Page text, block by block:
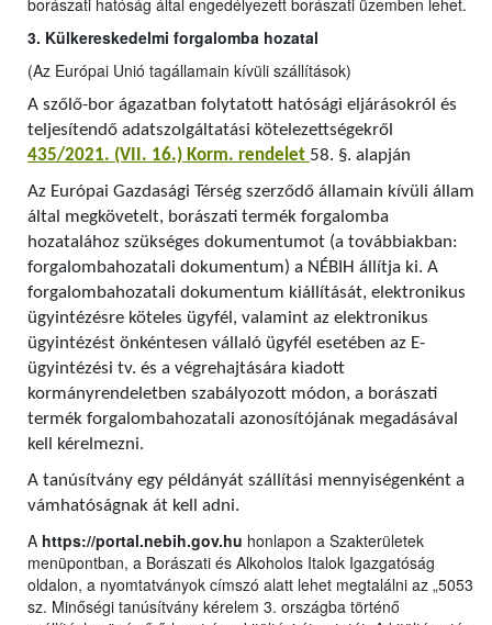
borászati hatóság által engedélyezett borászati üzemben lehet.
3. Külkereskedelmi forgalomba hozatal
(Az Európai Unió tagállamain kívüli szállítások)
A szőlő-bor ágazatban folytatott hatósági eljárásokról és
teljesítendő adatszolgáltatási kötelezettségekről
435/2021. (VII. 16.) Korm. rendelet 58. §. alapján
Az Európai Gazdasági Térség szerződő államain kívüli állam
által megkövetelt, borászati termék forgalomba
hozatalához szükséges dokumentumot (a továbbiakban:
forgalombahozatali dokumentum) a NÉBIH állítja ki. A
forgalombahozatali dokumentum kiállítását, elektronikus
ügyintézésre köteles ügyfél, valamint az elektronikus
ügyintézést önkéntesen vállaló ügyfél esetében az E-
ügyintézési tv. és a végrehajtására kiadott
kormányrendeletben szabályozott módon, a borászati
termék forgalombahozatali azonosítójának megadásával
kell kérelmezni.
A tanúsítvány egy példányát szállítási mennyiségenként a
vámhatóságnak át kell adni.
A https://portal.nebih.gov.hu honlapon a Szakterületek
menüpontban, a Borászati és Alkoholos Italok Igazgatóság
oldalon, a nyomtatványok címszó alatt lehet megtalálni az „5053
sz. Minőségi tanúsítvány kérelem 3. országba történő